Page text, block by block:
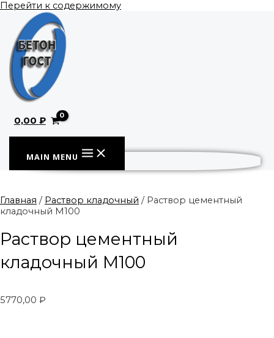
Перейти к содержимому
0,00 ₽
MAIN MENU
Главная / Раствор кладочный / Раствор цементный
кладочный М100
Раствор цементный
кладочный М100
5770,00 ₽